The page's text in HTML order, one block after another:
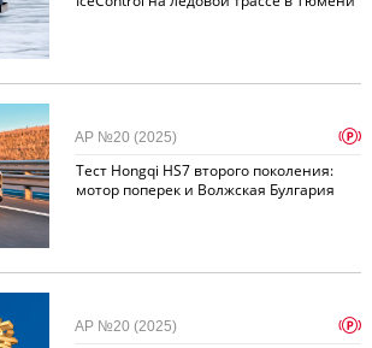
Тест Hongqi HS7 второго поколения:
мотор поперек и Волжская Булгария
АР №20 (2025) p
АР №20 (2025) p